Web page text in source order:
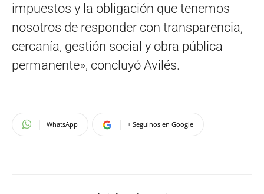
impuestos y la obligación que tenemos
nosotros de responder con transparencia,
cercanía, gestión social y obra pública
permanente», concluyó Avilés.
WhatsApp + Seguinos en Google